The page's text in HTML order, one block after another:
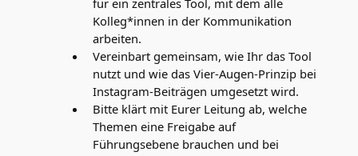
für ein zentrales Tool, mit dem alle
Kolleg*innen in der Kommunikation
arbeiten.
Vereinbart gemeinsam, wie Ihr das Tool
nutzt und wie das Vier-Augen-Prinzip bei
Instagram-Beiträgen umgesetzt wird.
Bitte klärt mit Eurer Leitung ab, welche
Themen eine Freigabe auf
Führungsebene brauchen und bei